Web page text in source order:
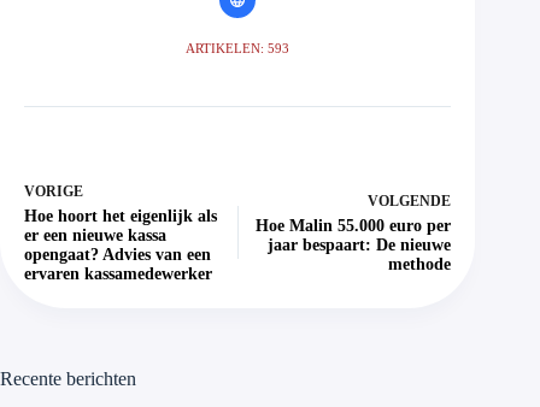
ARTIKELEN: 593
VORIGE
Hoe hoort het eigenlijk als
er een nieuwe kassa
opengaat? Advies van een
ervaren kassamedewerker
VOLGENDE
Hoe Malin 55.000 euro per
jaar bespaart: De nieuwe
methode
Recente berichten